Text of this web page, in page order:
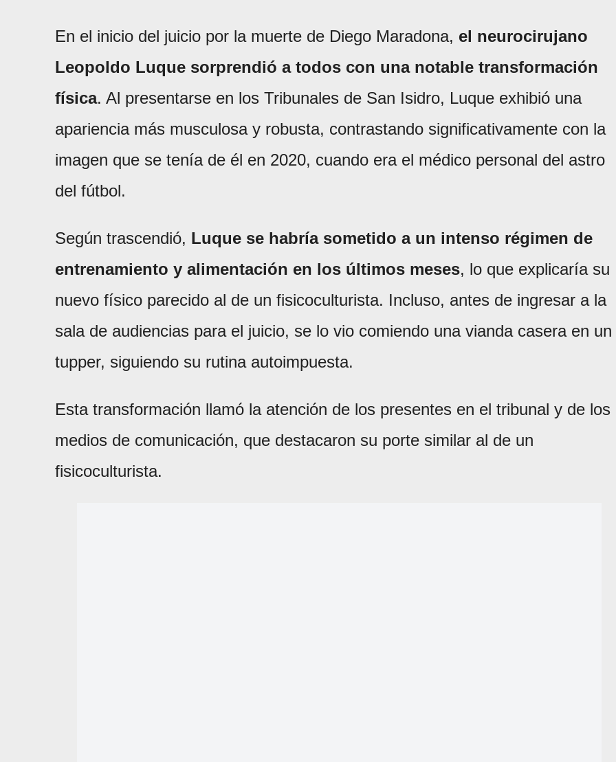
En el inicio del juicio por la muerte de Diego Maradona, el neurocirujano
Leopoldo Luque sorprendió a todos con una notable transformación
física. Al presentarse en los Tribunales de San Isidro, Luque exhibió una
apariencia más musculosa y robusta, contrastando significativamente con la
imagen que se tenía de él en 2020, cuando era el médico personal del astro
del fútbol.
Según trascendió, Luque se habría sometido a un intenso régimen de
entrenamiento y alimentación en los últimos meses, lo que explicaría su
nuevo físico parecido al de un fisicoculturista. Incluso, antes de ingresar a la
sala de audiencias para el juicio, se lo vio comiendo una vianda casera en un
tupper, siguiendo su rutina autoimpuesta.
Esta transformación llamó la atención de los presentes en el tribunal y de los
medios de comunicación, que destacaron su porte similar al de un
fisicoculturista.